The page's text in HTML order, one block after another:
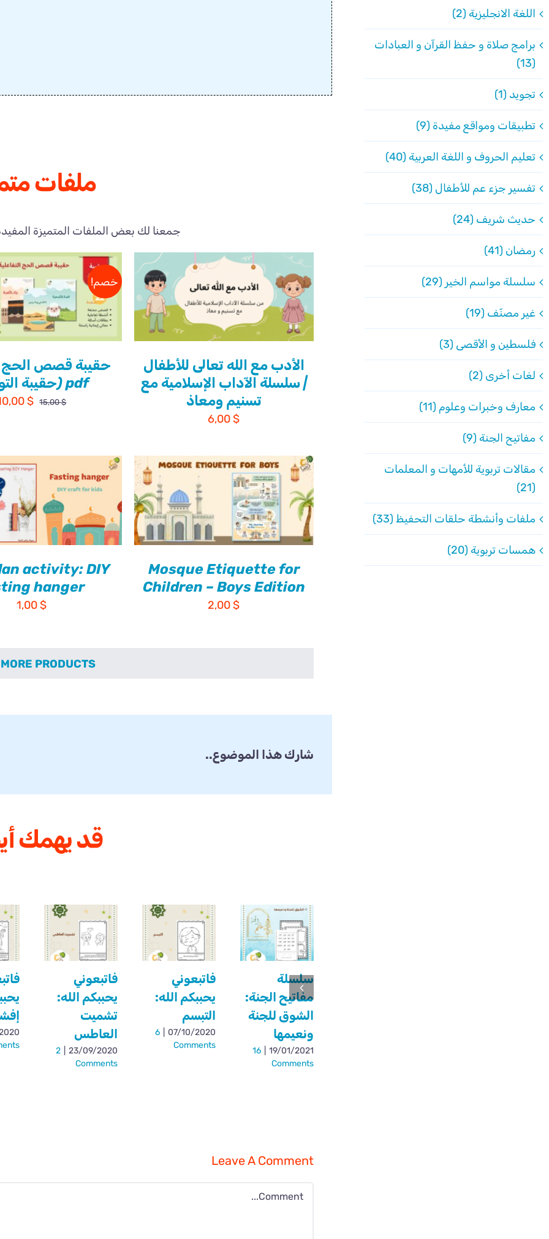
ملفات
جمعنا لك بعض الملفات المتميزة
الأدب مع الله تعالى للأطفال
| سلسلة الآداب الإسلامية مع
تسنيم ومعاذ
6,00$
خصم!
حقيبة قصص الحج
pdf (حقيبة التوفير)
15,00$
السعر
15,00 $.
$
Mosque Etiquette for
Children – Boys Edition
2,00$
activity: DIY
hanger
1,00$
PRODUCTS
شارك هذا الموضوع..
قد يهمك
سلسلة
مفاتيح الجنة:
الشوق للجنة
ونعيمها
19/01/2021
16
Comments
فاتبعوني
يحببكم الله:
التبسم
07/10/2020
6
Comments
فاتبعوني
يحببكم الله:
تشميت
العاطس
23/09/2020
2
Comments
Leave A Comment
Comment
اللغة الانجليزية (2)
برامج صلاة و حفظ القرآن و العبادات
(13)
تجويد (1)
تطبيقات ومواقع مفيدة (9)
تعليم الحروف و اللغة العربية (40)
تفسير جزء عم للأطفال (38)
حديث شريف (24)
رمضان (41)
سلسلة مواسم الخير (29)
غير مصنّف (19)
فلسطين و الأقصى (3)
لغات أخرى (2)
معارف وخبرات وعلوم (11)
مفاتيح الجنة (9)
مقالات تربوية للأمهات و المعلمات
(21)
ملفات وأنشطة حلقات التحفيظ (33)
همسات تربوية (20)